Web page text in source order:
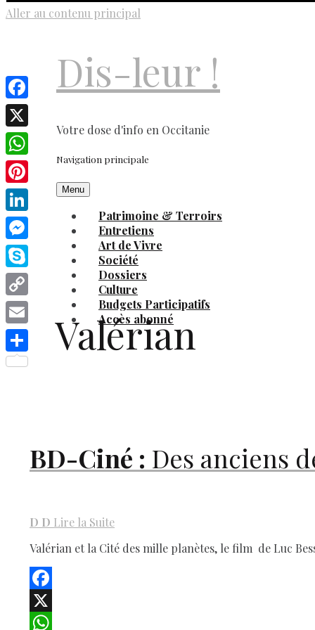
Aller au contenu principal
Dis-leur !
Votre dose d'info en Occitanie
Navigation principale
Menu
Patrimoine & Terroirs
Entretiens
Art de Vivre
Société
Dossiers
Culture
Budgets Participatifs
Accès abonné
Valérian
BD-Ciné : Des anciens
D D Lire la Suite
Valérian et la Cité des mille planètes, le film de Luc
Facebook
X
Facebook
X
WhatsApp
Pinterest
LinkedIn
Messenger
Skype
Copy
Link
Email
Share